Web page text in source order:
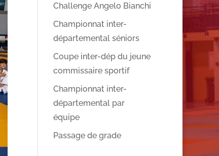
Challenge Angelo Bianchi
Championnat inter-
départemental séniors
Coupe inter-dép du jeune
commissaire sportif
Championnat inter-
départemental par
équipe
Passage de grade